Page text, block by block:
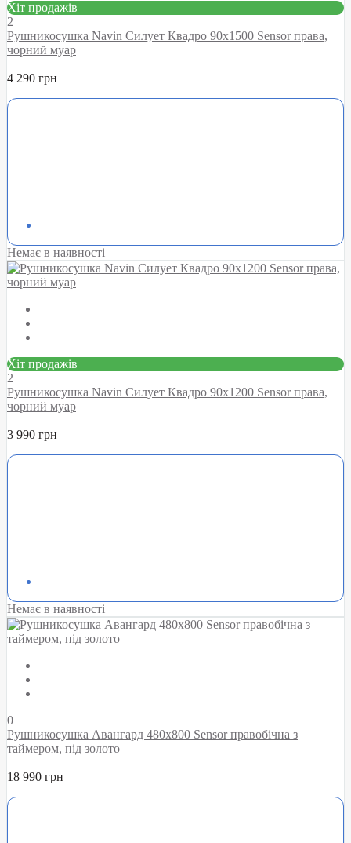
Хіт продажів
2
Рушникосушка Navin Силует Квадро 90х1500 Sensor права,
чорний муар
4 290 грн
Немає в наявності
Хіт продажів
2
Рушникосушка Navin Силует Квадро 90х1200 Sensor права,
чорний муар
3 990 грн
Немає в наявності
0
Рушникосушка Авангард 480х800 Sensor правобічна з
таймером, під золото
18 990 грн